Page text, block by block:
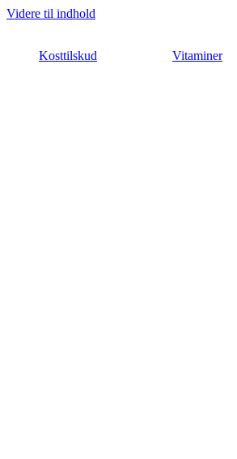
Videre til indhold
Kosttilskud Vitaminer